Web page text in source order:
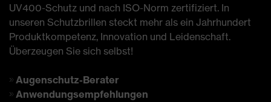
UV400-Schutz und nach ISO-Norm zertifiziert. In
unseren Schutzbrillen steckt mehr als ein Jahrhundert
Produktkompetenz, Innovation und Leidenschaft.
Überzeugen Sie sich selbst!
Augenschutz-Berater
Anwendungsempfehlungen